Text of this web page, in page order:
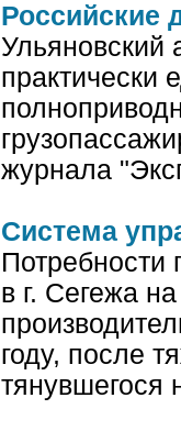
Российские
Ульяновский
практически
журнала
Система
в г. Сегежа
году, после
тянувшегося